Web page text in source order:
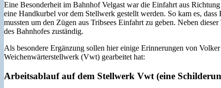
Eine Besonderheit im Bahnhof Velgast war die Einfahrt aus
eine Handkurbel vor dem Stellwerk gestellt werden. So kam es,
mussten um den Zügen aus Tribsees Einfahrt zu geben. Neben
des Bahnhofes zuständig.
Als besondere Ergänzung sollen hier einige Erinnerungen von
Weichenwärterstellwerk (Vwt) gearbeitet hat:
Arbeitsablauf auf dem Stellwerk Vwt (eine